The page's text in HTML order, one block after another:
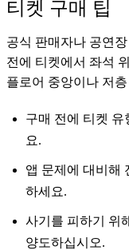
티켓 구매 팁
공식 판매자나 공연
전에 티켓에서 좌석
플로어 중앙이나 저
구매 전에 티켓 유
요.
앱 문제에 대비해
하세요.
사기를 피하기 위
양도하십시오.